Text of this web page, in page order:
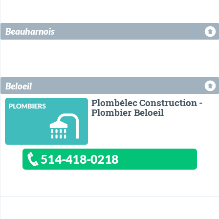
Beauharnois
Beloeil
Plombélec Construction -
Plombier Beloeil
514-418-0218